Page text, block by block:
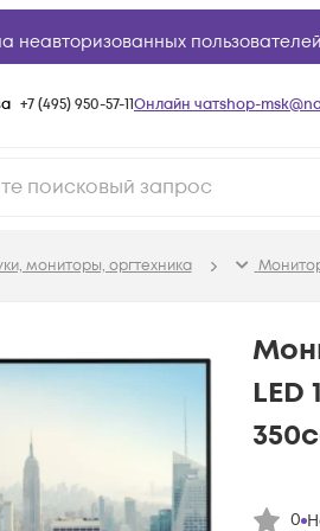
неавторизованных
+7 (495) 950-57-11Онлайн чатshop-
мониторы, оргтехника
LED
0